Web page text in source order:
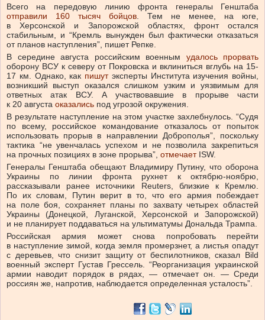
Всего на передовую линию фронта генералы Генштаба
отправили 160 тысяч бойцов. Тем не менее, на юге,
в Херсонской и Запорожской областях, фронт остался
стабильным, и “Кремль вынужден был фактически отказаться
от планов наступления”, пишет Репке.
В середине августа российским военным удалось прорвать
оборону ВСУ к северу от Покровска и вклиниться вглубь на 15-
17 км. Однако, как пишутэксперты Института изучения войны,
возникший выступ оказался слишком узким и уязвимым для
ответных атак ВСУ. А участвовавшие в прорыве части
к 20 августа оказались под угрозой окружения.
В результате наступление на этом участке захлебнулось. “Судя
по всему, российское командование отказалось от попыток
использовать прорыв в направлении Доброполья”, поскольку
тактика “не увенчалась успехом и не позволила закрепиться
на прочных позициях в зоне прорыва”, отмечаетISW.
Генералы Генштаба обещают Владимиру Путину, что оборона
Украины по линии фронта рухнет к октябрю-ноябрю,
рассказывали ранее источники Reuters, близкие к Кремлю.
По их словам, Путин верит в то, что его армия побеждает
на поле боя, сохраняет планы по захвату четырех областей
Украины (Донецкой, Луганской, Херсонской и Запорожской)
и не планирует поддаваться на ультиматумы Дональда Трампа.
Российская армия может снова попробовать перейти
в наступление зимой, когда земля промерзнет, ​а листья опадут
с деревьев, что снизит защиту от беспилотников, сказал Bild
военный эксперт Густав Грессель. “Реорганизация украинской
армии наводит порядок в рядах, — отмечает он. — Среди
россиян же, напротив, наблюдается определенная усталость”.